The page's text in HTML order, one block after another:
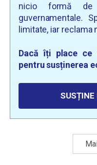
nicio formă de
guvernamentale.
limitate, iar reclama
Dacă îți place
pentru susținerea
SUSȚINE